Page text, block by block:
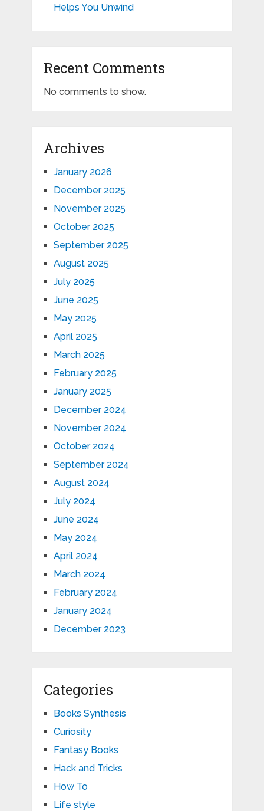
Helps You Unwind
Recent Comments
No comments to show.
Archives
January 2026
December 2025
November 2025
October 2025
September 2025
August 2025
July 2025
June 2025
May 2025
April 2025
March 2025
February 2025
January 2025
December 2024
November 2024
October 2024
September 2024
August 2024
July 2024
June 2024
May 2024
April 2024
March 2024
February 2024
January 2024
December 2023
Categories
Books Synthesis
Curiosity
Fantasy Books
Hack and Tricks
How To
Life style